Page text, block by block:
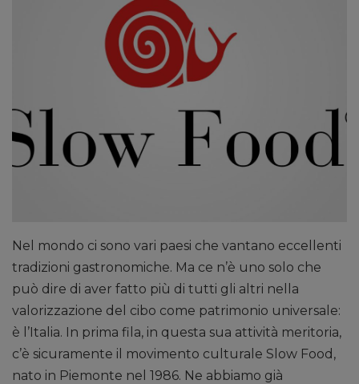
Nel mondo ci sono vari paesi che vantano eccellenti
tradizioni gastronomiche. Ma ce n’è uno solo che
può dire di aver fatto più di tutti gli altri nella
valorizzazione del cibo come patrimonio universale:
è l’Italia. In prima fila, in questa sua attività meritoria,
c’è sicuramente il movimento culturale Slow Food,
nato in Piemonte nel 1986. Ne abbiamo già